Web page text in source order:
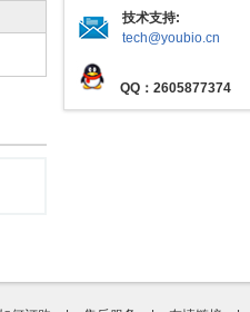
技术支持:
tech@youbio.cn
QQ：2605877374